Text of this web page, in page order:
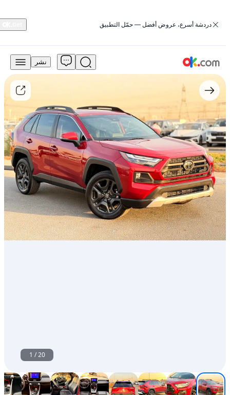
‏دردشة أسرع، عروض أفضل — حمّل التطبيق
69,000
درهم
للبيع
تويوتا
فور
2023
سعة
2.5
لتر
إصدار
المغامرة
يعمل
بالبنزين
أوتوماتيكي
دفع
كلي
للعجلات
نشر
1 /20